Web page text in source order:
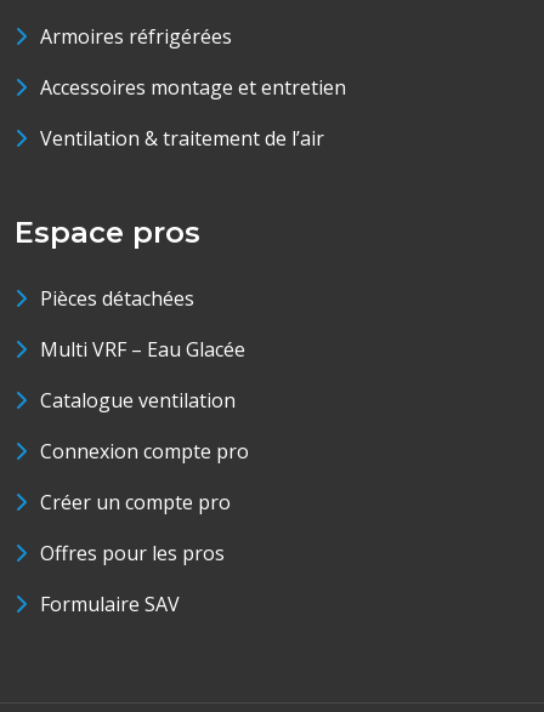
Armoires réfrigérées
Accessoires montage et entretien
Ventilation & traitement de l’air
Espace pros
Pièces détachées
Multi VRF – Eau Glacée
Catalogue ventilation
Connexion compte pro
Créer un compte pro
Offres pour les pros
Formulaire SAV